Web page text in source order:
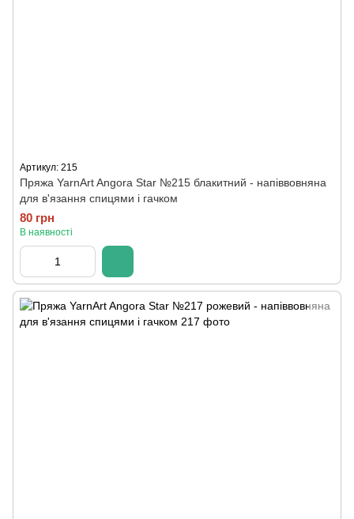
Артикул: 215
Пряжа YarnArt Angora Star №215 блакитний - напіввовняна
для в'язання спицями і гачком
80 грн
В наявності